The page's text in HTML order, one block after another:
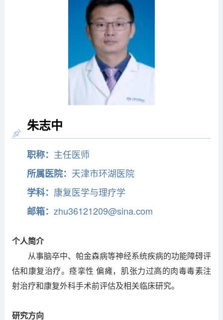
朱志中
职称： 主任医师
所属医院： 天津市环湖医院
学科： 康复医学与理疗学
邮箱： zhu36121209@sina.com
个人简介
从事脑卒中、帕金森病等神经系统疾病的功能障碍评
估和康复治疗。痉挛性 偏瘫，肌张力过高的肉毒毒素注
射治疗和康复外科手术前评估及相关临床研究。
研究方向